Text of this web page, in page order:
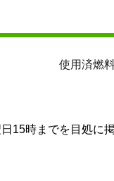
使用済燃
15時までを目処に